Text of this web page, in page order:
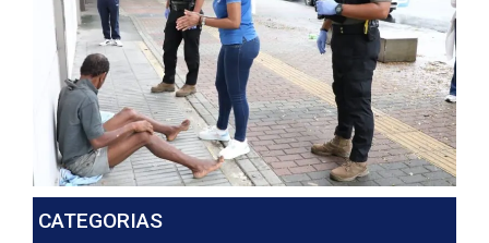
CATEGORIAS